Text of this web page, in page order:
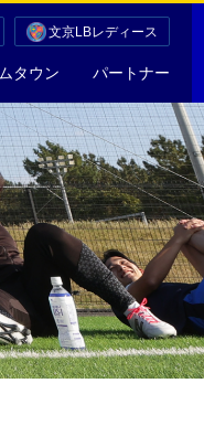
タウン パートナー
文京LBレディース